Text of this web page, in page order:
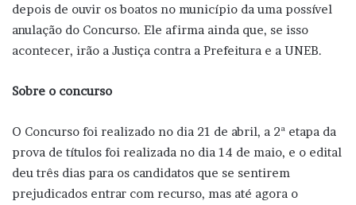
depois de ouvir os boatos no município da uma possível
anulação do Concurso. Ele afirma ainda que, se isso
acontecer, irão a Justiça contra a Prefeitura e a UNEB.
Sobre o concurso
O Concurso foi realizado no dia 21 de abril, a 2ª etapa da
prova de títulos foi realizada no dia 14 de maio, e o edital
deu três dias para os candidatos que se sentirem
prejudicados entrar com recurso, mas até agora o